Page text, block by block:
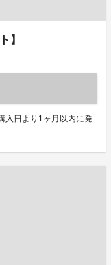
】
入日より1ヶ月以内に発